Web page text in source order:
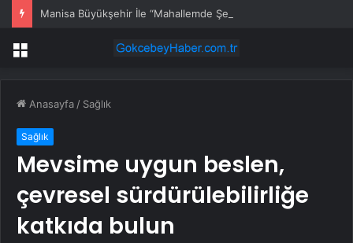
Manisa Büyükşehir İle “Mahallemde Şenlik Var”
Menü
Anasayfa / Sağlık
Sağlık
Mevsime uygun beslen,
çevresel sürdürülebilirliğe
katkıda bulun